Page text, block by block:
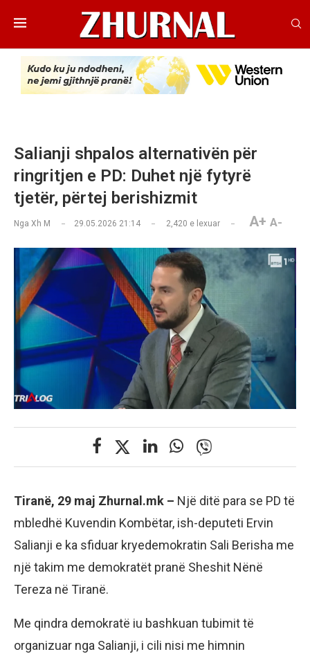
Salianji shpalos alternativën për
ringritjen e PD: Duhet një fytyrë
tjetër, përtej berishizmit
Nga Xh M 29.05.2026 21:14 2,420 e lexuar A+ A-
Tiranë, 29 maj Zhurnal.mk – Një ditë para se PD të
mbledhë Kuvendin Kombëtar, ish-deputeti Ervin
Salianji e ka sfiduar kryedemokratin Sali Berisha me
një takim me demokratët pranë Sheshit Nënë
Tereza në Tiranë.
Me qindra demokratë iu bashkuan tubimit të
organizuar nga Salianji, i cili nisi me himnin